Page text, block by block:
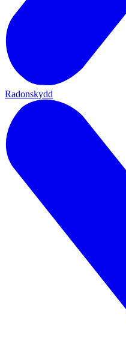
Radonskydd